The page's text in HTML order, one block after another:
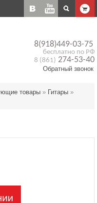
8(918)449-03-75
бесплатно по РФ
8 (861) 274-53-40
Обратный звонок
товары » Гитары »